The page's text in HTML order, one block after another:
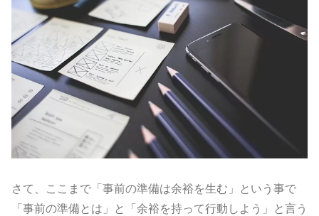
さて、ここまで「事前の準備は余裕を生む」という事で
「事前の準備とは」と「余裕を持って行動しよう」と言う